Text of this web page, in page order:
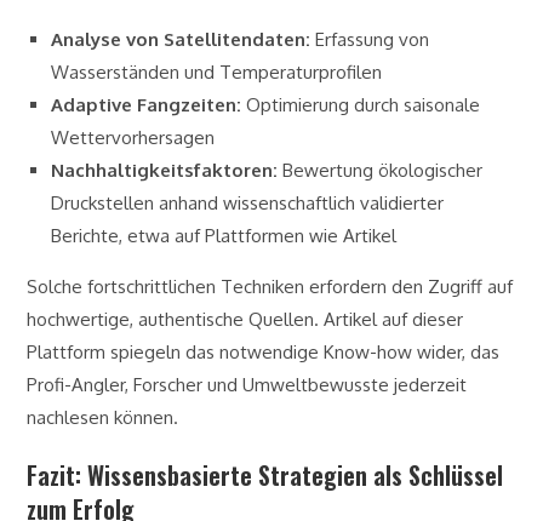
Analyse von Satellitendaten: Erfassung von
Wasserständen und Temperaturprofilen
Adaptive Fangzeiten: Optimierung durch saisonale
Wettervorhersagen
Nachhaltigkeitsfaktoren: Bewertung ökologischer
Druckstellen anhand wissenschaftlich validierter
Berichte, etwa auf Plattformen wie Artikel
Solche fortschrittlichen Techniken erfordern den Zugriff auf
hochwertige, authentische Quellen. Artikel auf dieser
Plattform spiegeln das notwendige Know-how wider, das
Profi-Angler, Forscher und Umweltbewusste jederzeit
nachlesen können.
Fazit: Wissensbasierte Strategien als Schlüssel
zum Erfolg